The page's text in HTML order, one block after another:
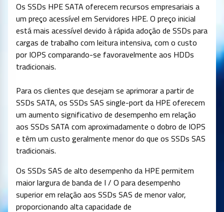
Os SSDs HPE SATA oferecem recursos empresariais a
um preço acessível em Servidores HPE. O preço inicial
está mais acessível devido à rápida adoção de SSDs para
cargas de trabalho com leitura intensiva, com o custo
por IOPS comparando-se favoravelmente aos HDDs
tradicionais.
Para os clientes que desejam se aprimorar a partir de
SSDs SATA, os SSDs SAS single-port da HPE oferecem
um aumento significativo de desempenho em relação
aos SSDs SATA com aproximadamente o dobro de IOPS
e têm um custo geralmente menor do que os SSDs SAS
tradicionais.
Os SSDs SAS de alto desempenho da HPE permitem
maior largura de banda de I / O para desempenho
superior em relação aos SSDs SAS de menor valor,
proporcionando alta capacidade de